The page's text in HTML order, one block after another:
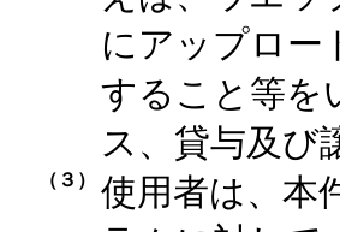
にアップロー
すること等を
ス、貸与及び
（３） 使用者は、本